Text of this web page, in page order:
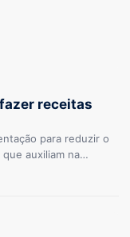
receitas
para reduzir o
auxiliam na…